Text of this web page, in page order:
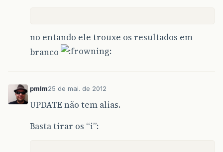
no entando ele trouxe os resultados em
branco
pmlm25 de mai. de 2012
UPDATE não tem alias.
Basta tirar os “i”: